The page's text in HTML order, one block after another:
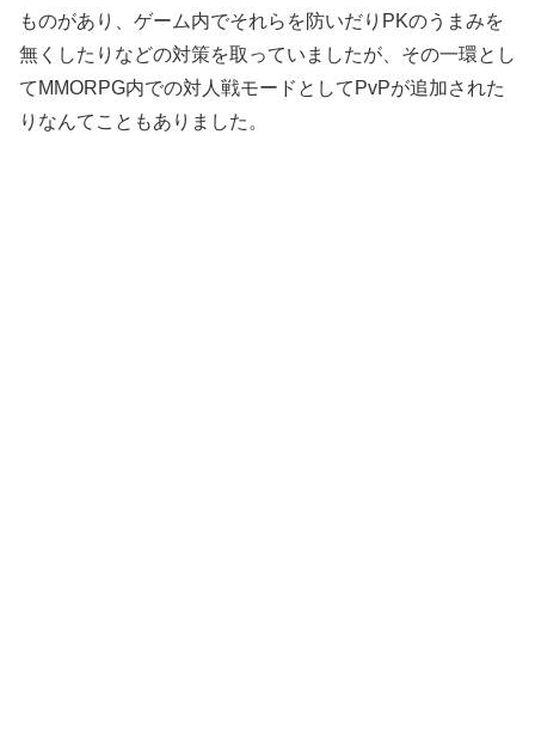
ものがあり、ゲーム内でそれらを防いだりPKのうまみを
無くしたりなどの対策を取っていましたが、その一環とし
てMMORPG内での対人戦モードとしてPvPが追加された
りなんてこともありました。